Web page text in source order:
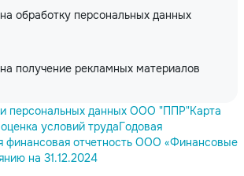
на обработку персональных данных
на получение рекламных материалов
персональных данных ООО "ППР"Карта
условий трудаГодовая
финансовая отчетность ООО «Финансовые
на 31.12.2024